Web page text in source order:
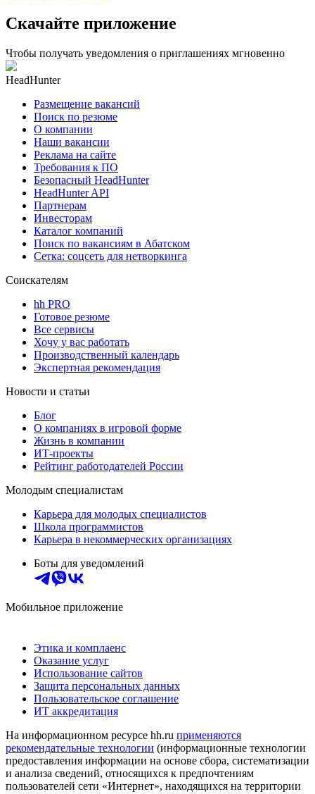
Скачайте приложение
Чтобы получать уведомления о приглашениях мгновенно
HeadHunter
Размещение вакансий
Поиск по резюме
О компании
Наши вакансии
Реклама на сайте
Требования к ПО
Безопасный HeadHunter
HeadHunter API
Партнерам
Инвесторам
Каталог компаний
Поиск по вакансиям в Абатском
Сетка: соцсеть для нетворкинга
Соискателям
hh PRO
Готовое резюме
Все сервисы
Хочу у вас работать
Производственный календарь
Экспертная рекомендация
Новости и статьи
Блог
О компаниях в игровой форме
Жизнь в компании
ИТ-проекты
Рейтинг работодателей России
Молодым специалистам
Карьера для молодых специалистов
Школа программистов
Карьера в некоммерческих организациях
Боты для уведомлений
Мобильное приложение
Этика и комплаенс
Оказание услуг
Использование сайтов
Защита персональных данных
Пользовательское соглашение
ИТ аккредитация
На информационном ресурсе hh.ru применяются
рекомендательные технологии (информационные технологии
предоставления информации на основе сбора, систематизации
и анализа сведений, относящихся к предпочтениям
пользователей сети «Интернет», находящихся на территории